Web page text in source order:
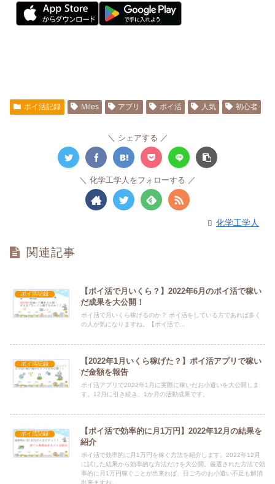
ポイ活記録 Miles アプリ ポイ活 人気 初心者
シェアする
化学工学人をフォローする
化学工学人
関連記事
ポイ活記録
【ポイ活で月いくら？】2022年6月のポイ活で稼い
だ成果を大公開！
ポイ活で月いくら稼げるのか？ ポイ活をしている方であれば多く
の人が気になりますね。【ポイ活で...
ポイ活記録
【2022年1月いくら稼げた？】ポイ活アプリで稼い
だ金額を報告
ポイ活アプリで2022年1月に実際に稼いだお小遣いを大公開しま
す。12月に引き続き、1か月の活動成果です。
ポイ活記録
【ポイ活で効率的に月1万円】2022年12月の結果を
紹介
ポイ活で効率的に月1万円を稼ぐ方法を紹介します。2022年12月
に試した結果から効率的な方法だけを大公開。厳選された方法で効
率的に月1万円稼ぐことが出来れば、日ごろのお小遣い不足も解消
出来ますね。